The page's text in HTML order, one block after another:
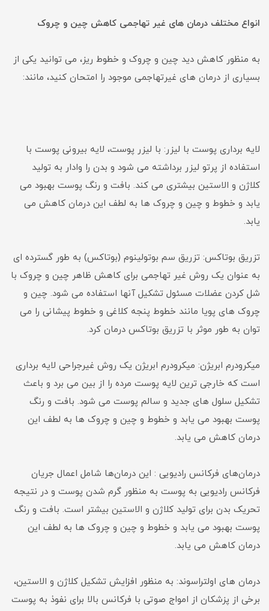
انواع مختلف درمان های غیر تهاجمی کاهش چین و چروک
به منظور کاهش دید چین و چروک و خطوط ریز، می توانید یکی از
بسیاری از درمان های غیرتهاجمی موجود را امتحان کنید، مانند:
لایه برداری پوست با لیزر: با لیزر پوست، لایه بیرونی پوست با
استفاده از پرتو لیزر برداشته می شود و بدن را وادار به تولید
کلاژن و الاستین بیشتری می کند. بافت و رنگ پوست بهبود می
یابد و خطوط و چین و چروک ها به لطف این درمان کاهش می
یابد.
تزریق بوتاکس: تزریق سم بوتولینوم (بوتاکس) به طور گسترده ای
به عنوان یک روش غیر تهاجمی برای کاهش ظاهر چین و چروک با
شل کردن عضلات مسئول تشکیل آنها استفاده می شود. چین و
چروک های پویا مانند خطوط پنجه کلاغی و خطوط پیشانی را می
توان به طور موثر با تزریق بوتاکس درمان کرد.
میکرودرم ابریژن: میکرودرم ابریژن یک روش غیرجراحی لایه برداری
است که خارجی ترین لایه پوست مرده را از بین می برد و باعث
تشکیل سلول های جدید و سالم پوست می شود. بافت و رنگ
پوست بهبود می یابد و خطوط و چین و چروک ها به لطف این
درمان کاهش می یابد.
درمان‌های فرکانس رادیویی : این درمان‌ها شامل اعمال جریان
فرکانس رادیویی به پوست به منظور گرم شدن پوست و در نتیجه
تحریک بدن برای تولید کلاژن و الاستین بیشتر است. بافت و رنگ
پوست بهبود می یابد و خطوط و چین و چروک ها به لطف این
درمان کاهش می یابد.
درمان های اولتراسوند: به منظور افزایش تشکیل کلاژن و الاستین،
برخی از پزشکان از امواج صوتی با فرکانس بالا برای نفوذ به پوست